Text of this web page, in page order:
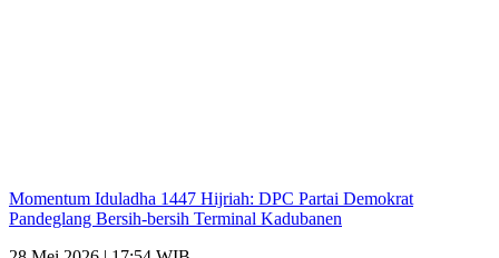
Momentum Iduladha 1447 Hijriah: DPC Partai Demokrat
Pandeglang Bersih-bersih Terminal Kadubanen